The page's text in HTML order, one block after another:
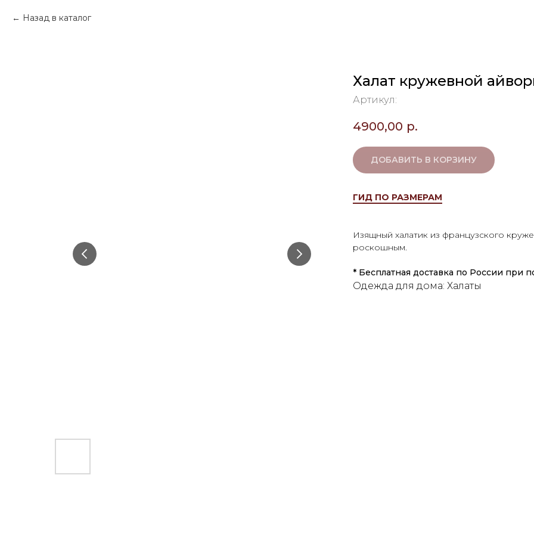
Назад в каталог
Халат кружевной
Артикул:
4900,00 р.
ДОБАВИТЬ В КОРЗИНУ
ГИД ПО РАЗМЕРАМ
Изящный халатик из французского
роскошным.
* Бесплатная доставка по России при
Одежда для дома: Халаты